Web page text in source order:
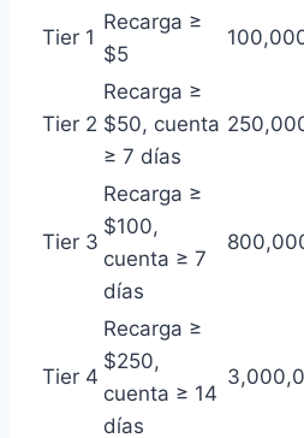
Tier 1
Recarga ≥
$5
Tier 2
Recarga ≥
$50, cuenta
≥ 7 días
Tier 3
Recarga ≥
$100,
cuenta ≥ 7
días
Tier 4
Recarga ≥
$250,
cuenta ≥ 14
días